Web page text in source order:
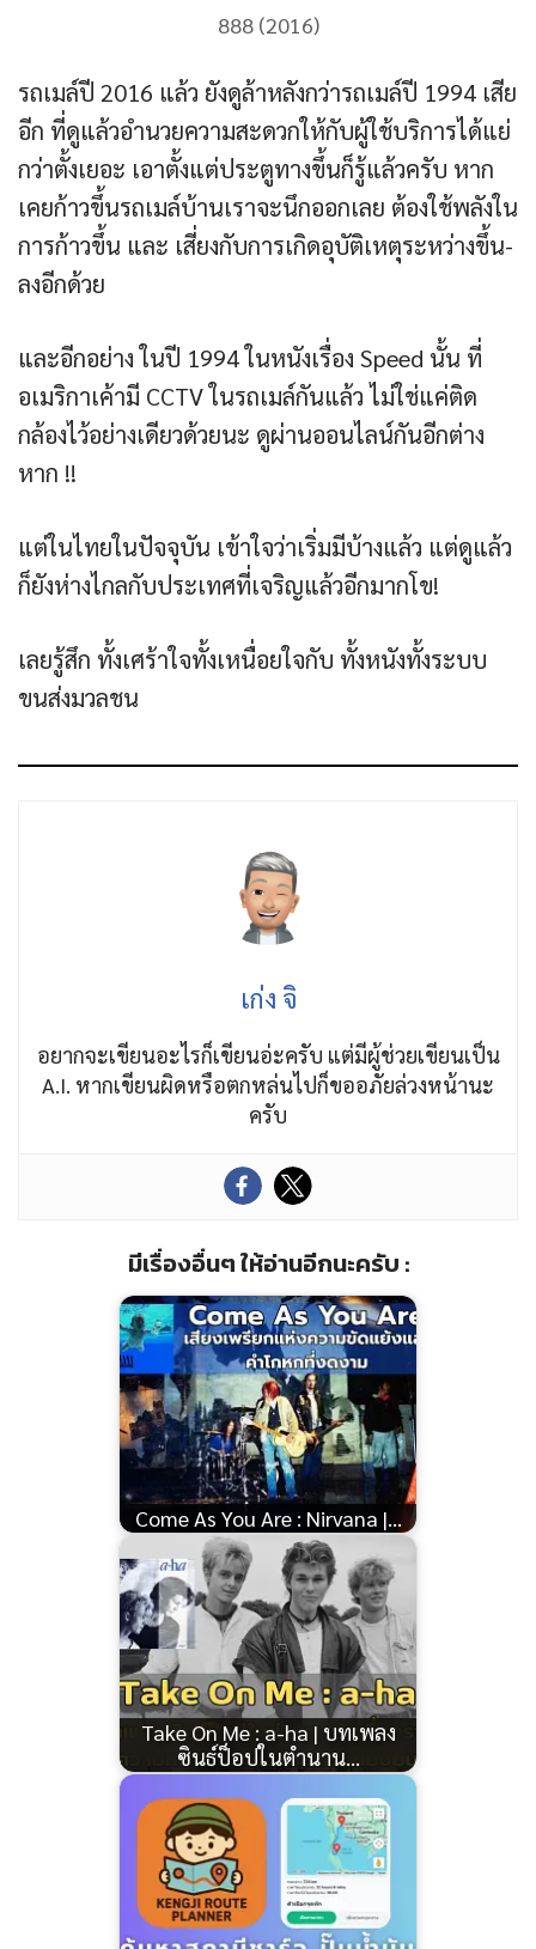
888 (2016)
รถเมล์ปี 2016 แล้ว ยังดูล้าหลังกว่ารถเมล์ปี 1994 เสีย
อีก ที่ดูแล้วอำนวยความสะดวกให้กับผู้ใช้บริการได้แย่
กว่าตั้งเยอะ เอาตั้งแต่ประตูทางขึ้นก็รู้แล้วครับ หาก
เคยก้าวขึ้นรถเมล์บ้านเราจะนึกออกเลย ต้องใช้พลังใน
การก้าวขึ้น และ เสี่ยงกับการเกิดอุบัติเหตุระหว่างขึ้น-
ลงอีกด้วย
และอีกอย่าง ในปี 1994 ในหนังเรื่อง Speed นั้น ที่
อเมริกาเค้ามี CCTV ในรถเมล์กันแล้ว ไม่ใช่แค่ติด
กล้องไว้อย่างเดียวด้วยนะ ดูผ่านออนไลน์กันอีกต่าง
หาก !!
แต่ในไทยในปัจจุบัน เข้าใจว่าเริ่มมีบ้างแล้ว แต่ดูแล้ว
ก็ยังห่างไกลกับประเทศที่เจริญแล้วอีกมากโข!
เลยรู้สึก ทั้งเศร้าใจทั้งเหนื่อยใจกับ ทั้งหนังทั้งระบบ
ขนส่งมวลชน
เก่ง จิ
อยากจะเขียนอะไรก็เขียนอ่ะครับ แต่มีผู้ช่วยเขียนเป็น
A.I. หากเขียนผิดหรือตกหล่นไปก็ขออภัยล่วงหน้านะ
ครับ
มีเรื่องอื่นๆ ให้อ่านอีกนะครับ :
Come As You Are : Nirvana |…
Take On Me : a-ha | บทเพลง
ซินธ์ป็อปในตำนาน…